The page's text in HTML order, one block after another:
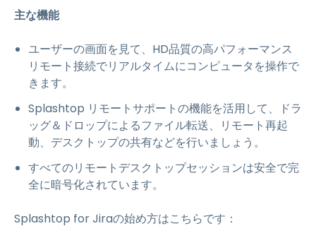
主な機能
ユーザーの画面を見て、HD品質の高パフォーマンス
リモート接続でリアルタイムにコンピュータを操作で
きます。
Splashtop リモートサポートの機能を活用して、ドラ
ッグ＆ドロップによるファイル転送、リモート再起
動、デスクトップの共有などを行いましょう。
すべてのリモートデスクトップセッションは安全で完
全に暗号化されています。
Splashtop for Jiraの始め方はこちらです：